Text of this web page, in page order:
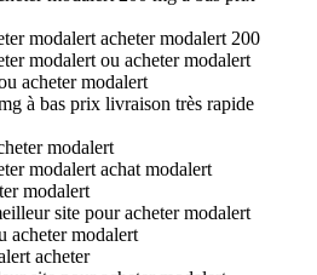
modalert acheter modalert 200
modalert ou acheter modalert
acheter modalert
à bas prix livraison très rapide
modalert
modalert achat modalert
modalert
site pour acheter modalert
acheter modalert
acheter